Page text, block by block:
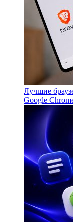
Лучшие
Google